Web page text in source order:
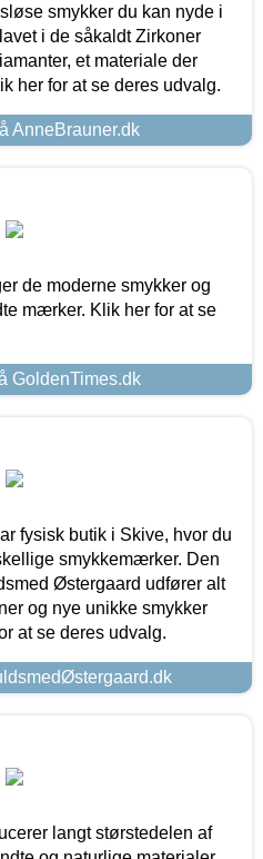
smykker du kan nyde i
i de såkaldt Zirkoner
et materiale der
her for at se deres udvalg.
AnneBrauner.dk
de moderne smykker og
mærker. Klik her for at se
GoldenTimes.dk
fysisk butik i Skive, hvor du
smykkemærker. Den
Østergaard udfører alt
og nye unikke smykker
at se deres udvalg.
langt størstedelen af